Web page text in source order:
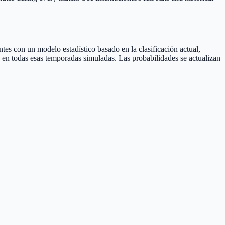
con un modelo estadístico basado en la clasificación actual,
todas esas temporadas simuladas. Las probabilidades se actualizan